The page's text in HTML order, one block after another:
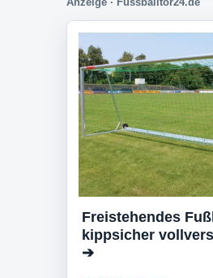
Direkt zur
Freistehendes
kippsicher
➔